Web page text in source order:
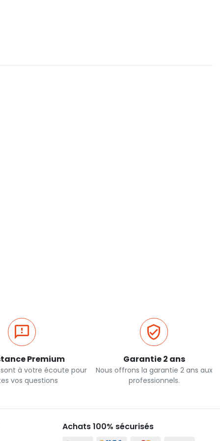
Premium
sont à votre écoute pour
vos questions
Garantie 2 ans
Nous offrons la garantie 2 ans aux
professionnels.
Achats 100% sécurisés